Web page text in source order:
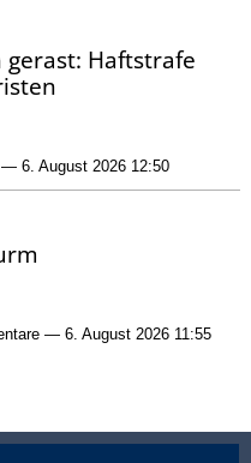
Haftstrafe
6. August 2026 12:50
— 6. August 2026 11:55